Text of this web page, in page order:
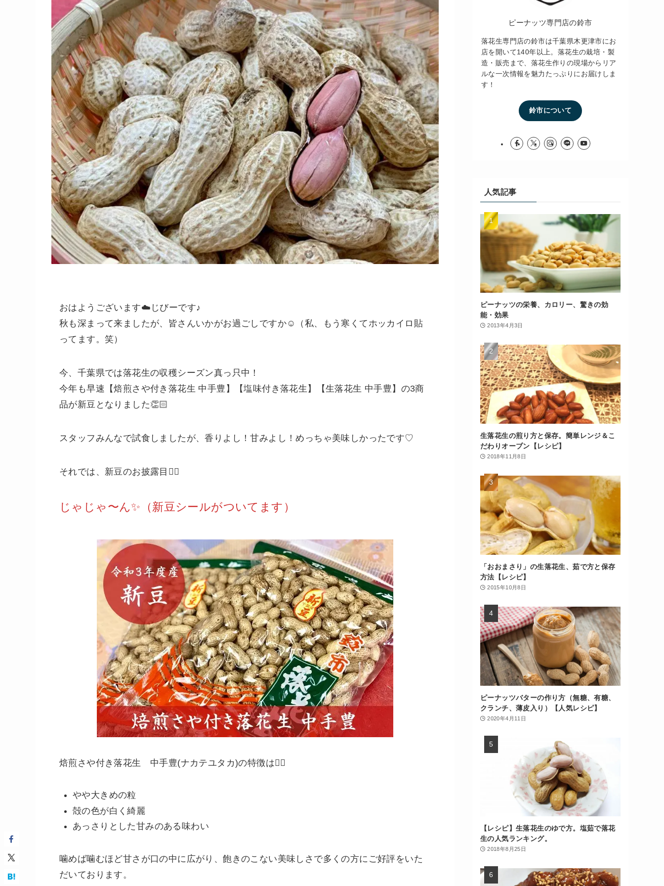
おはようございます☁️じびーです♪
秋も深まって来ましたが、皆さんいかがお過ごしですか☺️（私、もう寒くてホッカイロ貼
ってます。笑）
今、千葉県では落花生の収穫シーズン真っ只中！
今年も早速【焙煎さや付き落花生 中手豊】【塩味付き落花生】【生落花生 中手豊】の3商
品が新豆となりました👏🏻
スタッフみんなで試食しましたが、香りよし！甘みよし！めっちゃ美味しかったです♡
それでは、新豆のお披露目💁‍♀️
じゃじゃ〜ん✨（新豆シールがついてます）
焙煎さや付き落花生 中手豊(ナカテユタカ)の特徴は💁‍♀️
やや大きめの粒
殻の色が白く綺麗
あっさりとした甘みのある味わい
噛めば噛むほど甘さが口の中に広がり、飽きのこない美味しさで多くの方にご好評をいた
だいております。
ピーナッツ専門店の鈴市
落花生専門店の鈴市は千葉県木更津市にお
店を開いて140年以上。落花生の栽培・製
造・販売まで、落花生作りの現場からリア
ルな一次情報を魅力たっぷりにお届けしま
す！
鈴市について
人気記事
ピーナッツの栄養、カロリー、驚きの効
能・効果
2013年4月3日
生落花生の煎り方と保存。簡単レンジ＆こ
だわりオーブン【レシピ】
2018年11月8日
「おおまさり」の生落花生、茹で方と保存
方法【レシピ】
2015年10月8日
ピーナッツバターの作り方（無糖、有糖、
クランチ、薄皮入り）【人気レシピ】
2020年4月11日
【レシピ】生落花生のゆで方。塩茹で落花
生の人気ランキング。
2018年8月25日